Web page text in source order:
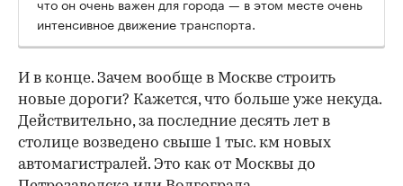
интенсивное движение транспорта.
И в конце. Зачем вообще в Москве строить
новые дороги? Кажется, что больше уже некуда.
Действительно, за последние десять лет в
столице возведено свыше 1 тыс. км новых
автомагистралей. Это как от Москвы до